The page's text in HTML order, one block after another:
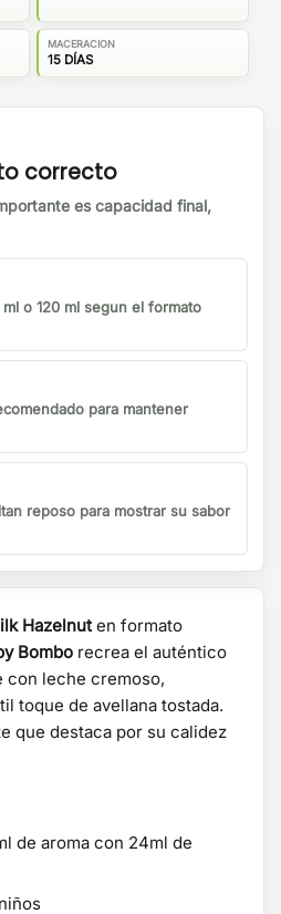
MACERACION
15 DÍAS
correcto
es capacidad final,
o 120 ml segun el formato
para mantener
reposo para mostrar su sabor
Hazelnuten formato
Bombo recrea el auténtico
con leche cremoso,
toque de avellana tostada.
que destaca por su calidez
de aroma con 24ml de